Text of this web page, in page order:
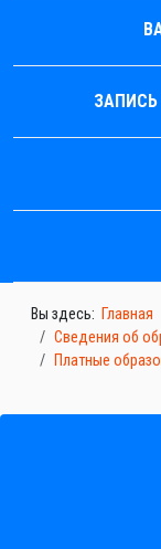
ЗАПИСЬ
Вы здесь: Главная
Сведения об
Платные